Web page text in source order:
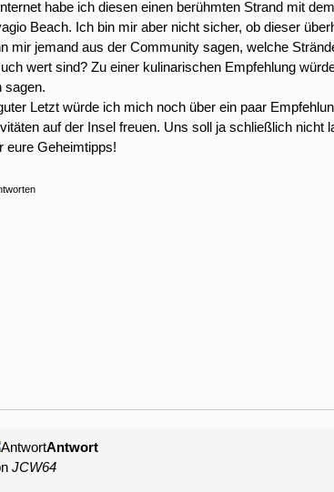
habe ich diesen einen berühmten Strand mit
Beach. Ich bin mir aber nicht sicher, ob dieser
mir jemand aus der Community sagen, welche
wert sind? Zu einer kulinarischen Empfehlung
sagen.
Letzt würde ich mich noch über ein paar
auf der Insel freuen. Uns soll ja schließlich nicht
eure Geheimtipps!
Antwort
JCW64